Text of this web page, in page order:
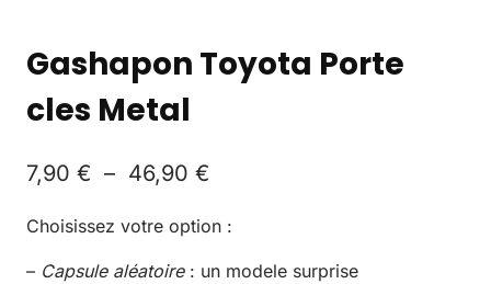
Gashapon Toyota Porte
cles Metal
7,90 € – 46,90 €
Choisissez votre option :
– Capsule aléatoire: un modele surprise